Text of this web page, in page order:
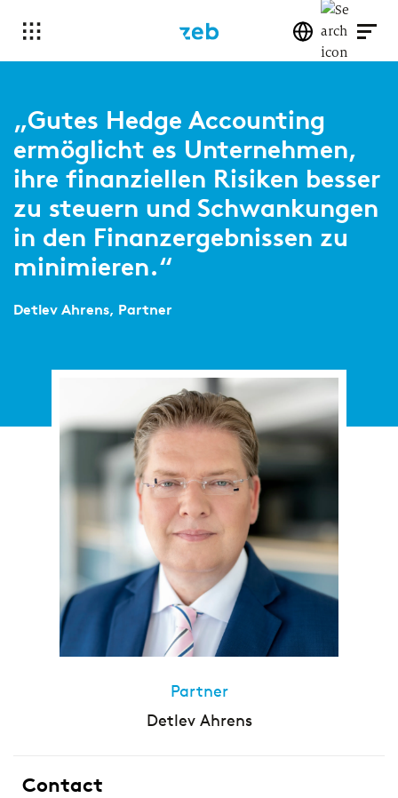
„Gutes Hedge Accounting
ermöglicht es Unternehmen,
ihre finanziellen Risiken besser
zu steuern und Schwankungen
in den Finanzergebnissen zu
minimieren.“
Detlev Ahrens, Partner
Partner
Detlev Ahrens
Contact